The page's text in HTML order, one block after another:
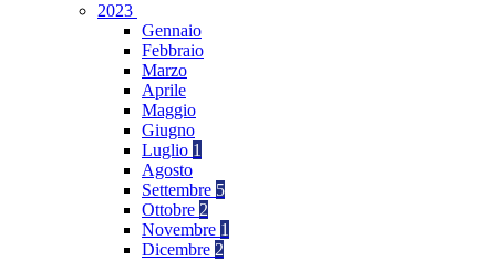
2023
Gennaio
Febbraio
Marzo
Aprile
Maggio
Giugno
Luglio 1
Agosto
Settembre 5
Ottobre 2
Novembre 1
Dicembre 2